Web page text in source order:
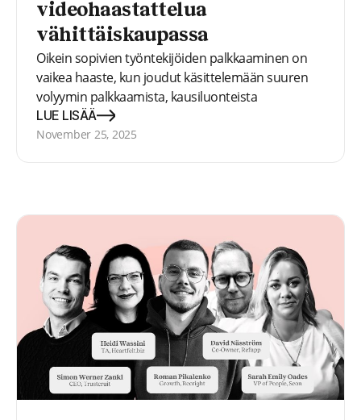
videohaastattelua
vähittäiskaupassa
Oikein sopivien työntekijöiden palkkaaminen on
vaikea haaste, kun joudut käsittelemään suuren
volyymin palkkaamista, kausiluonteista
palkkaamista ja korkeaa vaihtuvuusastetta. Tässä
webinaarissa autamme sinua vastaamaan näihin
vähittäiskaupan yritysten kanssa!</p>
LUE LISÄÄ
November 25, 2025